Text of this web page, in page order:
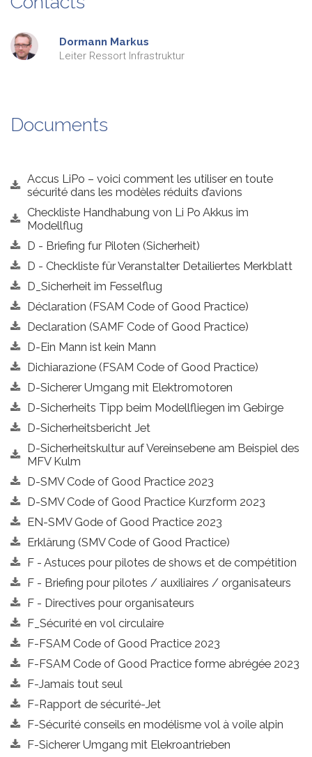
Dormann Markus
Leiter Ressort Infrastruktur
Documents
Accus LiPo – voici comment les utiliser en toute
sécurité dans les modèles réduits d’avions
Checkliste Handhabung von Li Po Akkus im
Modellflug
D - Briefing fur Piloten (Sicherheit)
D - Checkliste für Veranstalter Detailiertes Merkblatt
D_Sicherheit im Fesselflug
Déclaration (FSAM Code of Good Practice)
Declaration (SAMF Code of Good Practice)
D-Ein Mann ist kein Mann
Dichiarazione (FSAM Code of Good Practice)
D-Sicherer Umgang mit Elektromotoren
D-Sicherheits Tipp beim Modellfliegen im Gebirge
D-Sicherheitsbericht Jet
D-Sicherheitskultur auf Vereinsebene am Beispiel des
MFV Kulm
D-SMV Code of Good Practice 2023
D-SMV Code of Good Practice Kurzform 2023
EN-SMV Gode of Good Practice 2023
Erklärung (SMV Code of Good Practice)
F - Astuces pour pilotes de shows et de compétition
F - Briefing pour pilotes / auxiliaires / organisateurs
F - Directives pour organisateurs
F_Sécurité en vol circulaire
F-FSAM Code of Good Practice 2023
F-FSAM Code of Good Practice forme abrégée 2023
F-Jamais tout seul
F-Rapport de sécurité-Jet
F-Sécurité conseils en modélisme vol à voile alpin
F-Sicherer Umgang mit Elekroantrieben